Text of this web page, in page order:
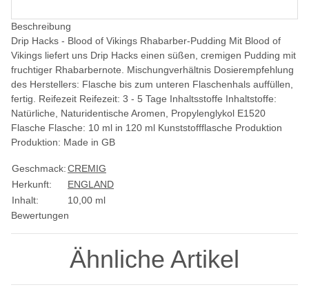
Beschreibung
Drip Hacks - Blood of Vikings Rhabarber-Pudding Mit Blood of
Vikings liefert uns Drip Hacks einen süßen, cremigen Pudding mit
fruchtiger Rhabarbernote. Mischungverhältnis Dosierempfehlung
des Herstellers: Flasche bis zum unteren Flaschenhals auffüllen,
fertig. Reifezeit Reifezeit: 3 - 5 Tage Inhaltsstoffe Inhaltstoffe:
Natürliche, Naturidentische Aromen, Propylenglykol E1520
Flasche Flasche: 10 ml in 120 ml Kunststoffflasche Produktion
Produktion: Made in GB
Geschmack:CREMIG
Herkunft:
ENGLAND
Inhalt:
10,00 ml
Bewertungen
Ähnliche Artikel